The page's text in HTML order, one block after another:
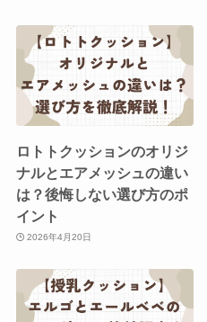
ロトトクッションのオリジ
ナルとエアメッシュの違い
は？後悔しない選び方のポ
イント
2026年4月20日